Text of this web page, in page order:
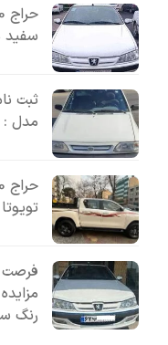
سفید مدل : 1390
مدل : 91
تویوتا
فرصت
رنگ